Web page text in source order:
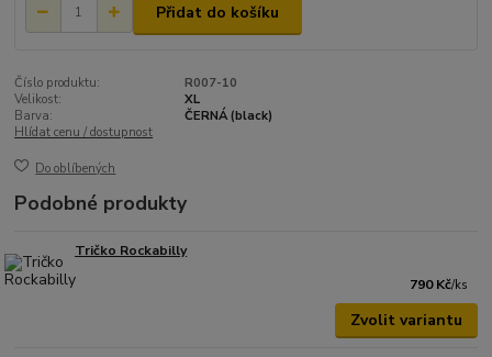
Přidat do košíku
Číslo produktu:
R007-10
Velikost:
XL
Barva:
ČERNÁ (black)
Hlídat cenu / dostupnost
Do oblíbených
Podobné produkty
Tričko Rockabilly
790 Kč/ks
Zvolit variantu